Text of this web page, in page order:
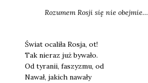
Rozu­mem Rosji się nie obej­mie…
Świat oca­li­ła Rosja, ot!
Tak nie­raz już bywa­ło.
Od tyra­nii, faszy­zmu, od
Nawał, jakich nawa­ły